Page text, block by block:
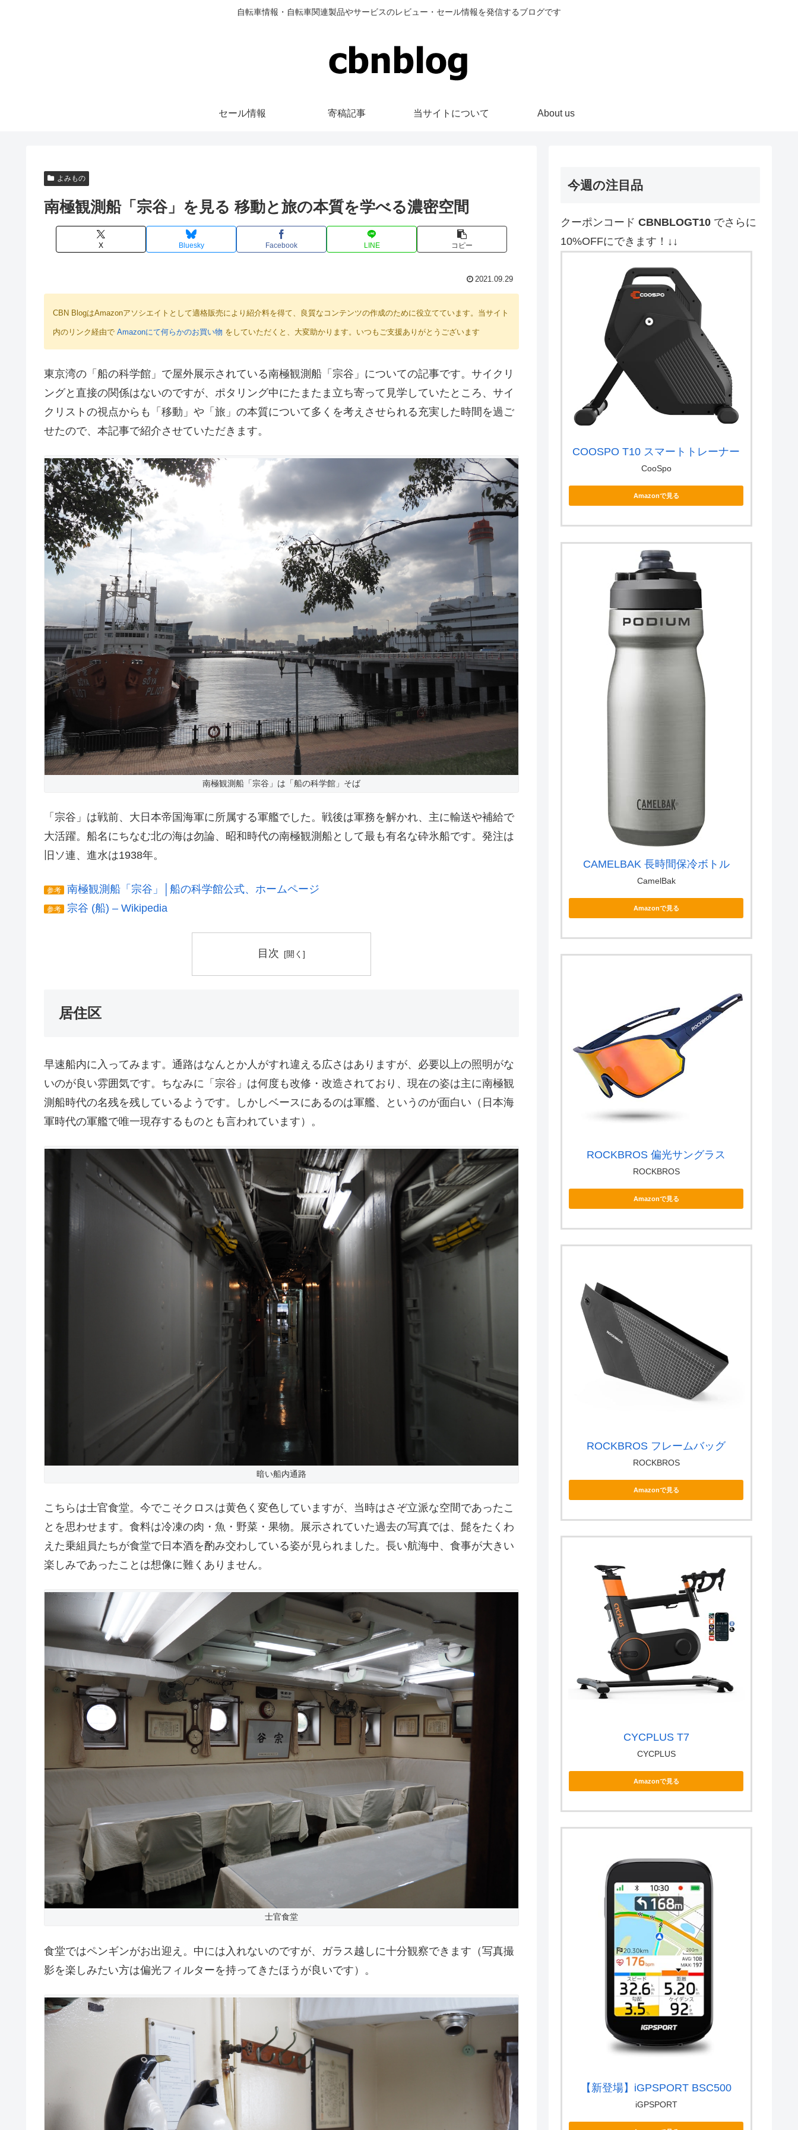
自転車情報・自転車関連製品やサービスのレビュー・セール情報を発信するブログです
セール情報 寄稿記事 当サイトについて About us
よみもの
南極観測船「宗谷」を見る 移動と旅の本質を学べる濃密空間
X Bluesky Facebook LINE コピー
2021.09.29
CBN BlogはAmazonアソシエイトとして適格販売により紹介料を得て、良質なコンテンツの作成のために役立てています。当サイト
内のリンク経由で Amazonにて何らかのお買い物 をしていただくと、大変助かります。いつもご支援ありがとうございます
東京湾の「船の科学館」で屋外展示されている南極観測船「宗谷」についての記事です。サイクリ
ングと直接の関係はないのですが、ポタリング中にたまたま立ち寄って見学していたところ、サイ
クリストの視点からも「移動」や「旅」の本質について多くを考えさせられる充実した時間を過ご
せたので、本記事で紹介させていただきます。
南極観測船「宗谷」は「船の科学館」そば
「宗谷」は戦前、大日本帝国海軍に所属する軍艦でした。戦後は軍務を解かれ、主に輸送や補給で
大活躍。船名にちなむ北の海は勿論、昭和時代の南極観測船として最も有名な砕氷船です。発注は
旧ソ連、進水は1938年。
参考 南極観測船「宗谷」│船の科学館公式、ホームページ
参考 宗谷 (船) – Wikipedia
目次
居住区
早速船内に入ってみます。通路はなんとか人がすれ違える広さはありますが、必要以上の照明がな
いのが良い雰囲気です。ちなみに「宗谷」は何度も改修・改造されており、現在の姿は主に南極観
測船時代の名残を残しているようです。しかしベースにあるのは軍艦、というのが面白い（日本海
軍時代の軍艦で唯一現存するものとも言われています）。
暗い船内通路
こちらは士官食堂。今でこそクロスは黄色く変色していますが、当時はさぞ立派な空間であったこ
とを思わせます。食料は冷凍の肉・魚・野菜・果物。展示されていた過去の写真では、髭をたくわ
えた乗組員たちが食堂で日本酒を酌み交わしている姿が見られました。長い航海中、食事が大きい
楽しみであったことは想像に難くありません。
士官食堂
食堂ではペンギンがお出迎え。中には入れないのですが、ガラス越しに十分観察できます（写真撮
影を楽しみたい方は偏光フィルターを持ってきたほうが良いです）。
今週の注目品
クーポンコード CBNBLOGT10 でさらに
10%OFFにできます！↓↓
COOSPO T10 スマートトレーナー
CooSpo
Amazonで見る
CAMELBAK 長時間保冷ボトル
CamelBak
Amazonで見る
ROCKBROS 偏光サングラス
ROCKBROS
Amazonで見る
ROCKBROS フレームバッグ
ROCKBROS
Amazonで見る
CYCPLUS T7
CYCPLUS
Amazonで見る
【新登場】iGPSPORT BSC500
iGPSPORT